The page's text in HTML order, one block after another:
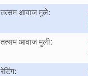
तत्सम आवाज मुले:
तत्सम आवाज मुली:
रेटिंग: